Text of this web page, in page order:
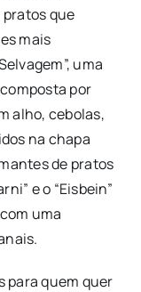
que
mais
uma
por
alho, cebolas,
na chapa
de pratos
e o “Eisbein”
uma
para quem quer